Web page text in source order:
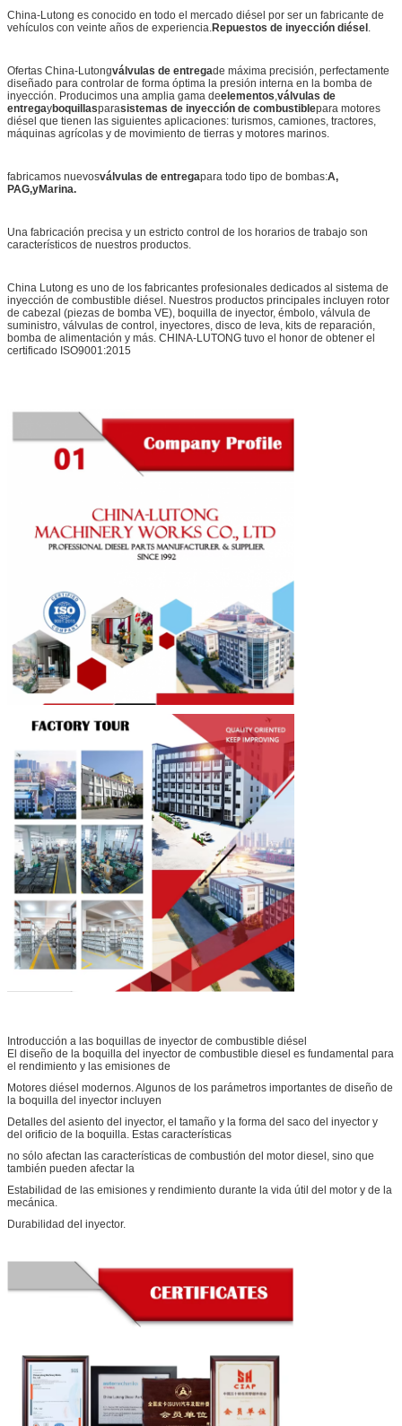
Deja un mensaje
¡Te llamaremos pronto!
China-Lutong es conocido en todo el mercado diésel por ser un fabricante de
vehículos con veinte años de experiencia.Repuestos de inyección diésel .
Ofertas China-Lutongválvulas de entregade máxima precisión, perfectamente
diseñado para controlar de forma óptima la presión interna en la bomba de
inyección. Producimos una amplia gama deelementos,válvulas de
entregayboquillasparasistemas de inyección de combustiblepara motores
diésel que tienen las siguientes aplicaciones: turismos, camiones, tractores,
máquinas agrícolas y de movimiento de tierras y motores marinos.
fabricamos nuevosválvulas de entregapara todo tipo de bombas:A,
PAG,yMarina.
Una fabricación precisa y un estricto control de los horarios de trabajo son
característicos de nuestros productos.
China Lutong es uno de los fabricantes profesionales dedicados al sistema de
inyección de combustible diésel. Nuestros productos principales incluyen rotor
de cabezal (piezas de bomba VE), boquilla de inyector, émbolo, válvula de
suministro, válvulas de control, inyectores, disco de leva, kits de reparación,
bomba de alimentación y más. CHINA-LUTONG tuvo el honor de obtener el
certificado ISO9001:2015
Introducción a las boquillas de inyector de combustible diésel
El diseño de la boquilla del inyector de combustible diesel es fundamental para
el rendimiento y las emisiones de
Motores diésel modernos. Algunos de los parámetros importantes de diseño de
la boquilla del inyector incluyen
Detalles del asiento del inyector, el tamaño y la forma del saco del inyector y
del orificio de la boquilla. Estas características
no sólo afectan las características de combustión del motor diesel, sino que
también pueden afectar la
Estabilidad de las emisiones y rendimiento durante la vida útil del motor y de la
mecánica.
Durabilidad del inyector.